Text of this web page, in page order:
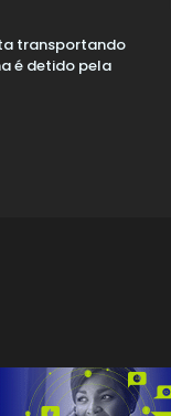
transportando
é detido pela